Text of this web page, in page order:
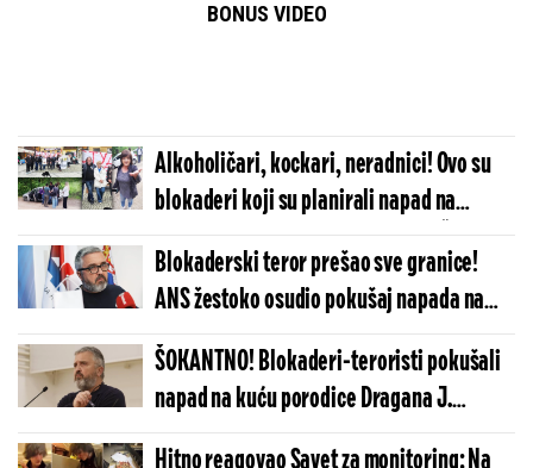
BONUS VIDEO
Alkoholičari, kockari, neradnici! Ovo su
blokaderi koji su planirali napad na
porodičnu kuću Vučićevića u selu Šarenik
(FOTO/VIDEO)
Blokaderski teror prešao sve granice!
ANS žestoko osudio pokušaj napada na
kuću Dragana J. Vučićevića
ŠOKANTNO! Blokaderi-teroristi pokušali
napad na kuću porodice Dragana J.
Vučićevića kod Ivanjice
Hitno reagovao Savet za monitoring: Na